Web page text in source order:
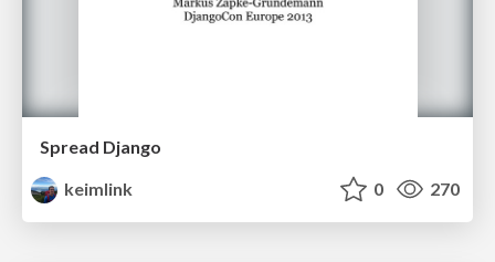
Spread Django
keimlink
0 270